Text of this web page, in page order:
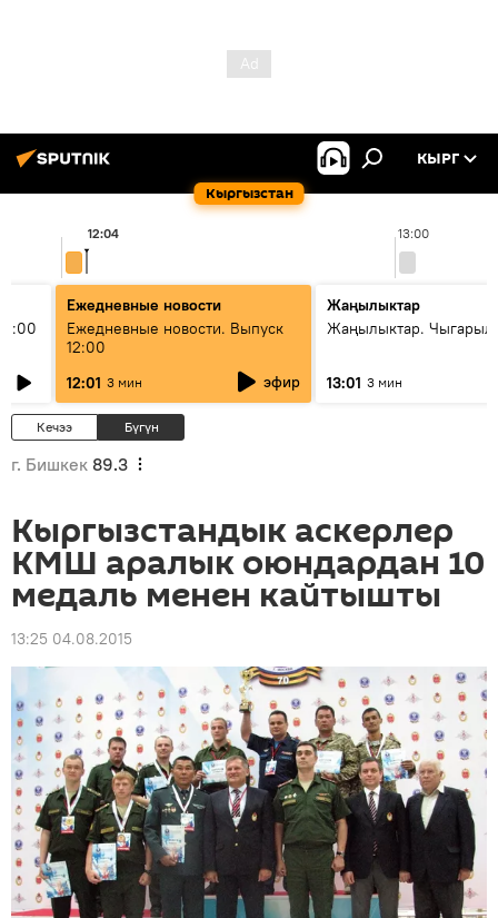
Кыргызстан
КЫРГ
13:00
12:04
Ежедневные новости
Ежедневные новости. Выпуск
12:00
12:01 3 мин эфир
Жаңылыктар
Жаңылыктар.
13:01 3 мин
Кечээ Бүгүн
г. Бишкек 89.3
Кыргызстандык аскерлер
КМШ аралык оюндардан 10
медаль менен кайтышты
13:25 04.08.2015